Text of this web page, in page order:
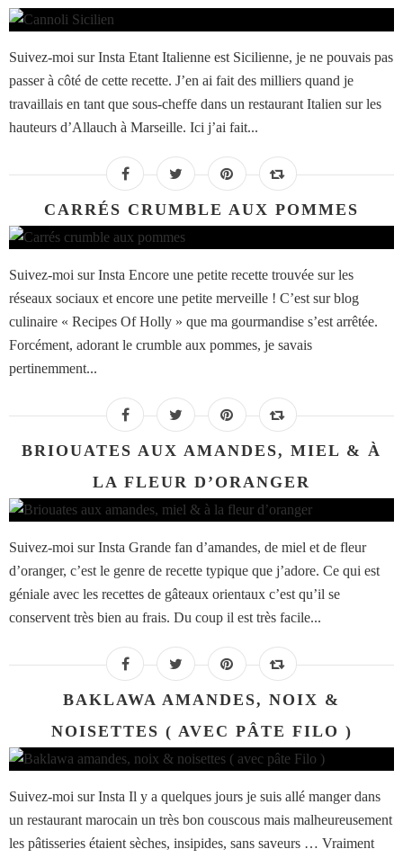
Suivez-moi sur Insta Etant Italienne est Sicilienne, je ne pouvais pas
passer à côté de cette recette. J’en ai fait des milliers quand je
travaillais en tant que sous-cheffe dans un restaurant Italien sur les
hauteurs d’Allauch à Marseille. Ici j’ai fait...
CARRÉS CRUMBLE AUX POMMES
Suivez-moi sur Insta Encore une petite recette trouvée sur les
réseaux sociaux et encore une petite merveille ! C’est sur blog
culinaire « Recipes Of Holly » que ma gourmandise s’est arrêtée.
Forcément, adorant le crumble aux pommes, je savais
pertinemment...
BRIOUATES AUX AMANDES, MIEL & À
LA FLEUR D’ORANGER
Suivez-moi sur Insta Grande fan d’amandes, de miel et de fleur
d’oranger, c’est le genre de recette typique que j’adore. Ce qui est
géniale avec les recettes de gâteaux orientaux c’est qu’il se
conservent très bien au frais. Du coup il est très facile...
BAKLAWA AMANDES, NOIX &
NOISETTES ( AVEC PÂTE FILO )
Suivez-moi sur Insta Il y a quelques jours je suis allé manger dans
un restaurant marocain un très bon couscous mais malheureusement
les pâtisseries étaient sèches, insipides, sans saveurs … Vraiment